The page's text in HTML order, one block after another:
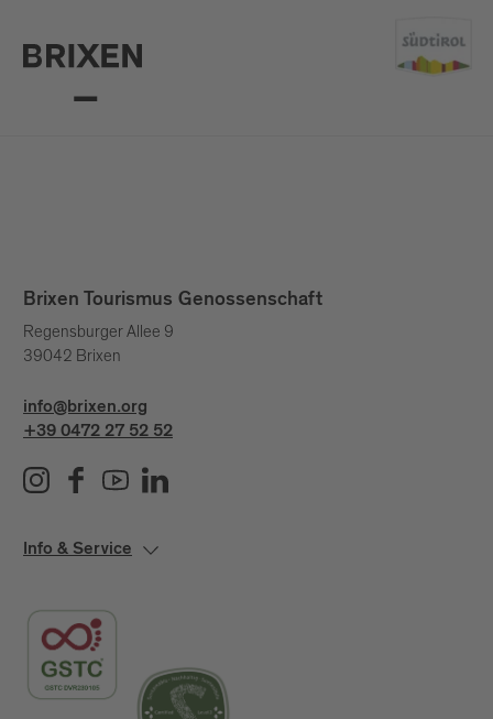
Brixen Tourismus Genossenschaft
Regensburger Allee 9
39042 Brixen
info@brixen.org
+39 0472 27 52 52
Info & Service